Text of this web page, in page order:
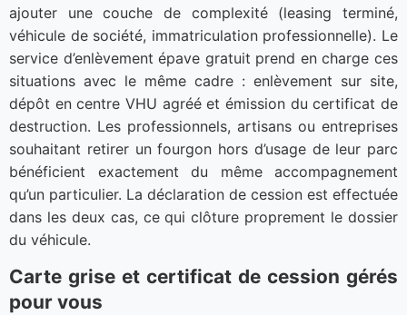
ajouter une couche de complexité (leasing terminé,
véhicule de société, immatriculation professionnelle). Le
service d’enlèvement épave gratuit prend en charge ces
situations avec le même cadre : enlèvement sur site,
dépôt en centre VHU agréé et émission du certificat de
destruction. Les professionnels, artisans ou entreprises
souhaitant retirer un fourgon hors d’usage de leur parc
bénéficient exactement du même accompagnement
qu’un particulier. La déclaration de cession est effectuée
dans les deux cas, ce qui clôture proprement le dossier
du véhicule.
Carte grise et certificat de cession gérés
pour vous